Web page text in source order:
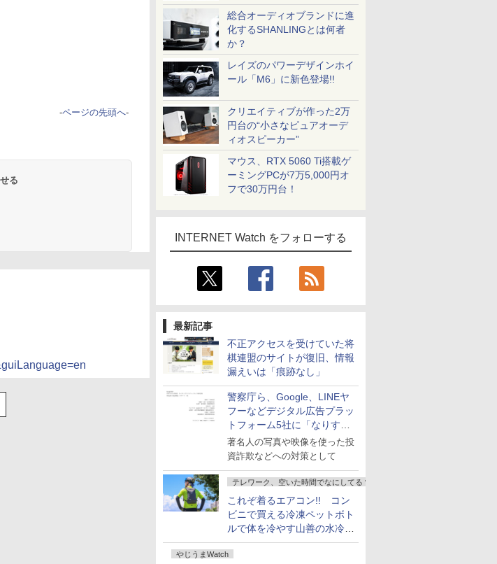
総合オーディオブランドに進
化するSHANLINGとは何者
か？
レイズのパワーデザインホイ
ール「M6」に新色登場!!
クリエイティブが作った2万
円台の“小さなピュアオーデ
ィオスピーカー”
マウス、RTX 5060 Ti搭載ゲ
ーミングPCが7万5,000円オ
フで30万円台！
INTERNET Watch をフォローする
最新記事
不正アクセスを受けていた将
棋連盟のサイトが復旧、情報
漏えいは「痕跡なし」
警察庁ら、Google、LINEヤ
フーなどデジタル広告プラッ
トフォーム5社に「なりすま
し詐欺広告」対策強化を要請
著名人の写真や映像を使った投
資詐欺などへの対策として
テレワーク、空いた時間でなにしてる？
これぞ着るエアコン!! コン
ビニで買える冷凍ペットボト
ルで体を冷やす山善の水冷ベ
ストがロードバイクにちょう
どいい【ぼっち・ざ・ろー
やじうまWatch
-ページの先頭へ-
る